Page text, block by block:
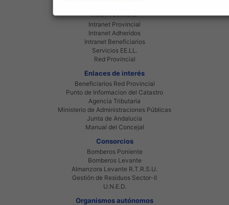
Red Provincial
Intranet Provincial
Intranet Adheridos
Intranet Beneficiarios
Servicios EE.LL.
Red Provincial
Enlaces de interés
Beneficiarios Red Provincial
Punto de Informacion del Catastro
Agencia Tributaria
Ministerio de Administraciones Públicas
Junta de Andalucia
Manual del Concejal
Consorcios
Bomberos Poniente
Bomberos Levante
Almanzora Levante R.T.R.S.U.
Gestión de Residuos Sector-II
U.N.E.D.
Organismos autónomos